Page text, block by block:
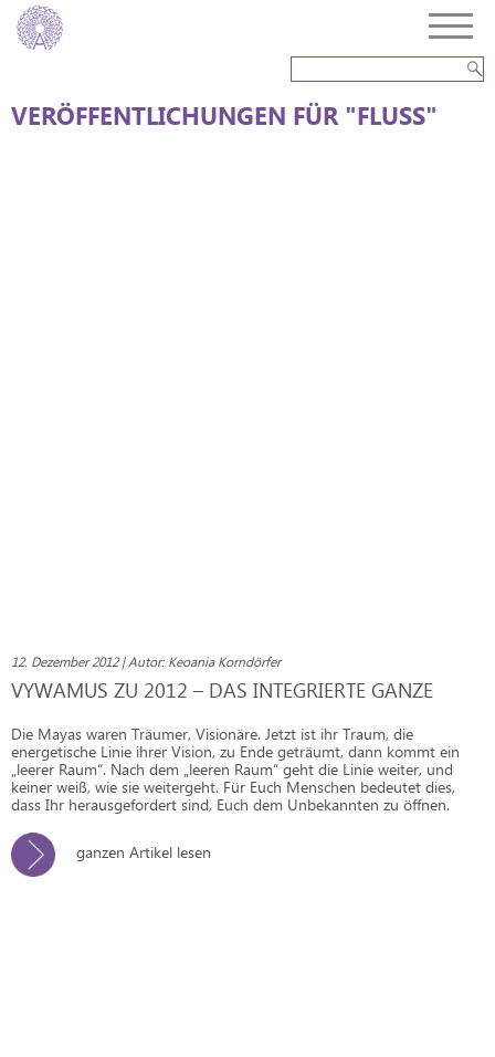
VERÖFFENTLICHUNGEN FÜR "FLUSS"
12. Dezember 2012 | Autor: Keoania Korndörfer
VYWAMUS ZU 2012 – DAS INTEGRIERTE GANZE
Die Mayas waren Träumer, Visionäre. Jetzt ist ihr Traum, die
energetische Linie ihrer Vision, zu Ende geträumt, dann kommt ein
„leerer Raum“. Nach dem „leeren Raum“ geht die Linie weiter, und
keiner weiß, wie sie weitergeht. Für Euch Menschen bedeutet dies,
dass Ihr herausgefordert sind, Euch dem Unbekannten zu öffnen.
ganzen Artikel lesen